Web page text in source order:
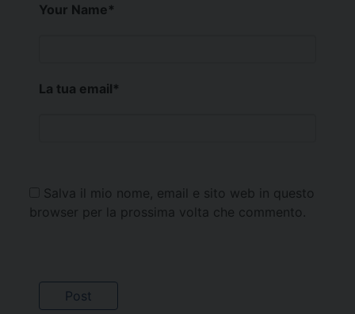
Your Name*
La tua email*
Salva il mio nome, email e sito web in questo
browser per la prossima volta che commento.